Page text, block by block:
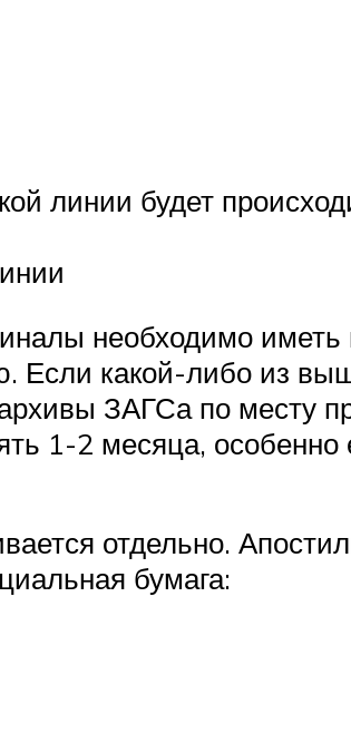
линии будет
необходимо иметь
Если какой-либо из
архивы ЗАГСа по месту
1-2 месяца, особенно
отдельно.
бумага: